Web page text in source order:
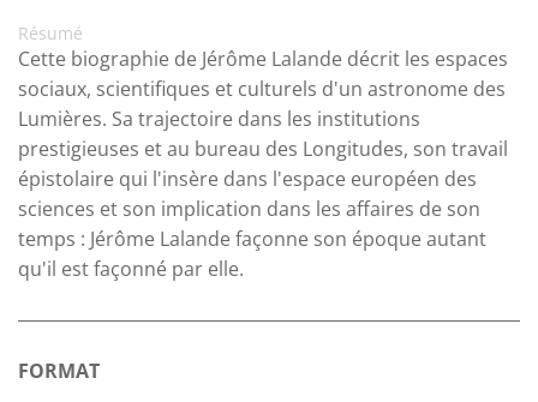
Résumé
Cette biographie de Jérôme Lalande décrit les espaces
sociaux, scientifiques et culturels d'un astronome des
Lumières. Sa trajectoire dans les institutions
prestigieuses et au bureau des Longitudes, son travail
épistolaire qui l'insère dans l'espace européen des
sciences et son implication dans les affaires de son
temps : Jérôme Lalande façonne son époque autant
qu'il est façonné par elle.
FORMAT